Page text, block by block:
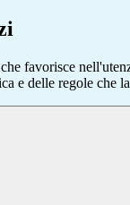
favorisce
e delle regole che